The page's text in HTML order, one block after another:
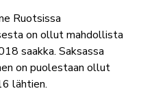
Ruotsissa
on ollut mahdollista
saakka. Saksassa
on puolestaan ollut
lähtien.